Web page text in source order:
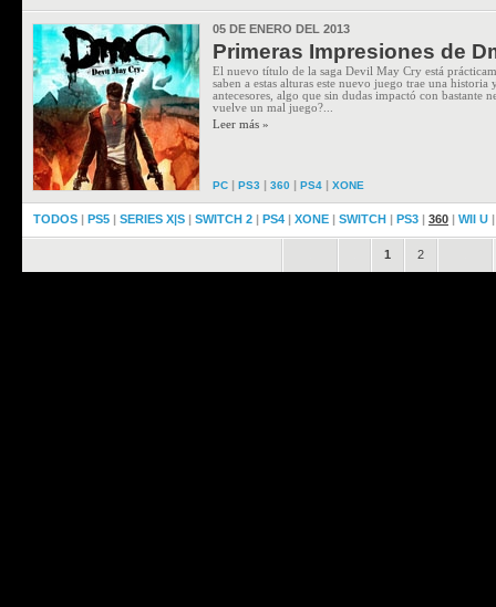
05 DE ENERO DEL 2013
Primeras Impresiones de
El nuevo título de la saga Devil May Cry está
saben a estas alturas este nuevo juego trae una
antecesores, algo que sin dudas impactó con bastante
vuelve un mal juego?...
Leer más »
PC | PS3 | 360 | PS4 | XONE
TODOS | PS5 | SERIES X|S | SWITCH 2 | PS4 | XONE | SWITCH | PS3 | 360 | WII U
1 2